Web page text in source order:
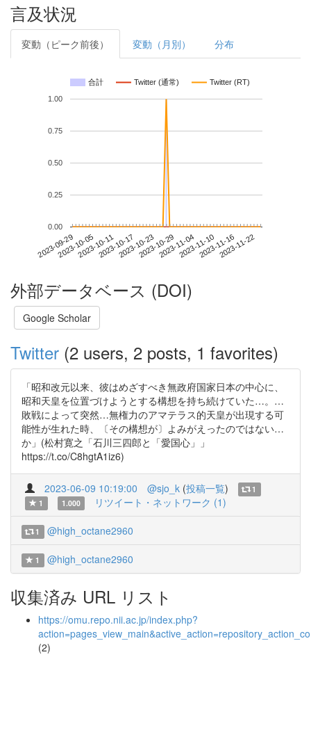
言及状況
変動（ピーク前後） 変動（月別） 分布
合計 Twitter (通常) Twitter (RT)
2023-09-292023-10-052023-10-112023-10-172023-10-232023-10-292023-11-042023-11-102023-11-162023-11-22
0.00
0.25
0.50
0.75
1.00
外部データベース (DOI)
Google Scholar
Twitter (2 users, 2 posts, 1 favorites)
「昭和改元以来、彼はめざすべき無政府国家日本の中心に、
昭和天皇を位置づけようとする構想を持ち続けていた…。…
敗戦によって突然…無権力のアマテラス的天皇が出現する可
能性が生れた時、〔その構想が〕よみがえったのではない…
か」(松村寛之「石川三四郎と「愛国心」」
https://t.co/C8hgtA1iz6)
2023-06-09 10:19:00 @sjo_k (投稿一覧)
1
1
1.000 リツイート・ネットワーク (1)
1 @high_octane2960
1 @high_octane2960
収集済み URL リスト
https://omu.repo.nii.ac.jp/index.php?
(2)